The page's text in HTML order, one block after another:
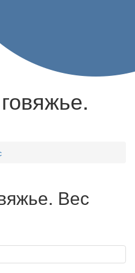
Вес